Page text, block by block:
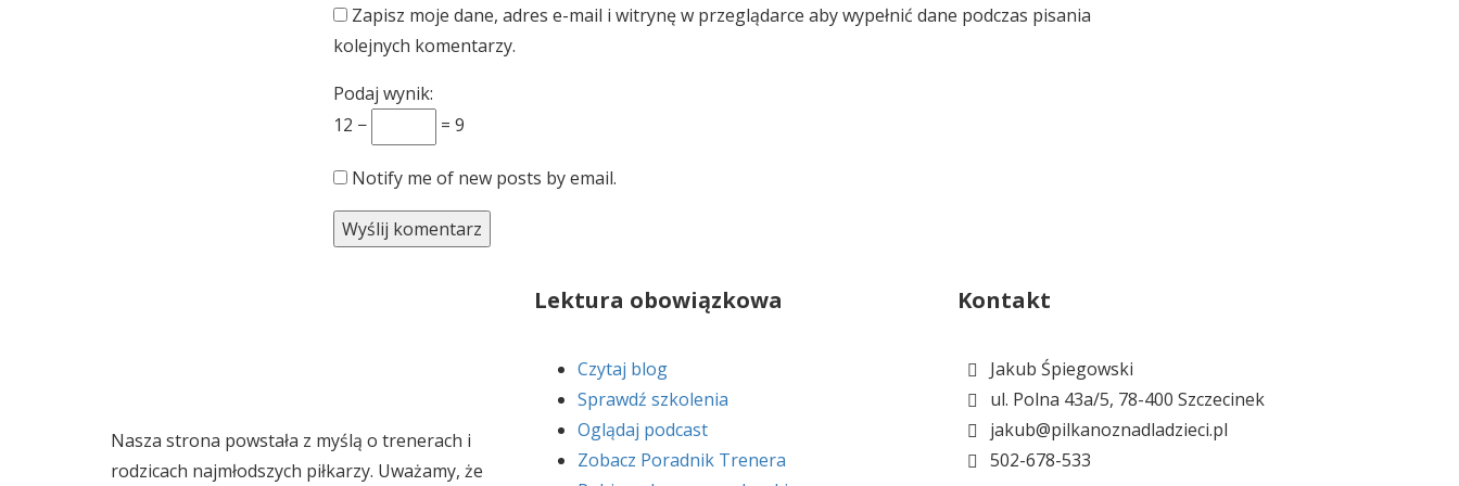
Zapisz moje dane, adres e-mail i witrynę w przeglądarce aby wypełnić dane podczas pisania
kolejnych komentarzy.
Podaj wynik:
12 −
= 9
Notify me of new posts by email.
Nasza strona powstała z myślą o trenerach i
rodzicach najmłodszych piłkarzy. Uważamy, że
Lektura obowiązkowa
Czytaj blog
Sprawdź szkolenia
Oglądaj podcast
Zobacz Poradnik Trenera
Kontakt
Jakub Śpiegowski
ul. Polna 43a/5, 78-400 Szczecinek
jakub@pilkanoznadladzieci.pl
502-678-533